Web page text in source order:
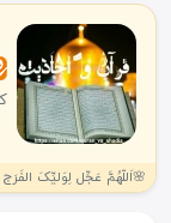
🌸اَللّهُمَّ عَجِّل لِوَليِّکَ